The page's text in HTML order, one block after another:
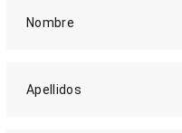
Nombre
Apellidos